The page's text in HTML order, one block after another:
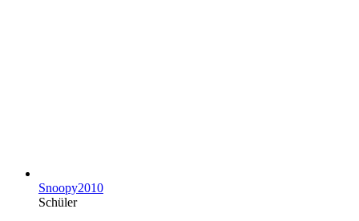
Snoopy2010
Schüler